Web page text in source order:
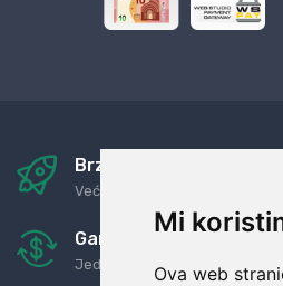
Mi
Ova web
Brza i sigurna dostava
Već za nekoliko dana kod vas
Garancija u povrat
Jednostavno pravilo: Roba za